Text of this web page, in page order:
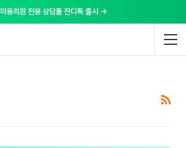
미용의원 전용 상담툴 잔디톡 출시 →